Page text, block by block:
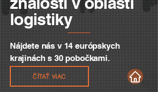
logistiky
Nájdete nás v 14 európskych
krajinách s 30 pobočkami.
ČÍTAŤ VIAC